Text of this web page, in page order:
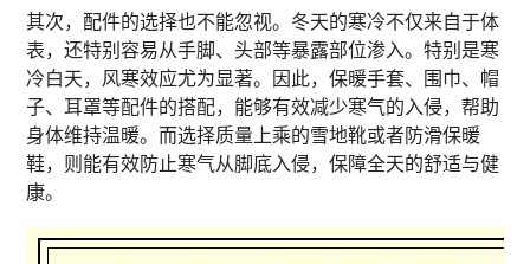
其次，配件的选择也不能忽视。冬天的寒冷不仅来自于体
表，还特别容易从手脚、头部等暴露部位渗入。特别是寒
冷白天，风寒效应尤为显著。因此，保暖手套、围巾、帽
子、耳罩等配件的搭配，能够有效减少寒气的入侵，帮助
身体维持温暖。而选择质量上乘的雪地靴或者防滑保暖
鞋，则能有效防止寒气从脚底入侵，保障全天的舒适与健
康。